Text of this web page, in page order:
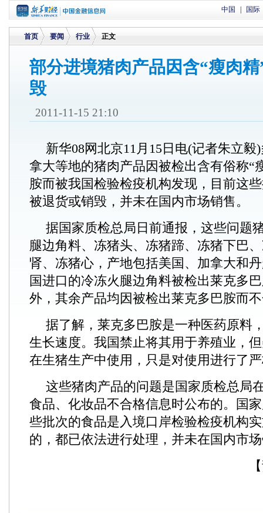
中国 国际
首页
>
要闻 行业 正文
部分进境猪肉产品因含“瘦肉
毁
2011-11-15 21:10
新华08网北京11月15日电(记者朱立
拿大等地的猪肉产品因被检出含有俗称“
胺而被我国检验检疫机构发现，目前这
被退货或销毁，并未在国内市场销售。
据国家质检总局日前通报，这些问题
腿边角料、冻猪头、冻猪蹄、冻猪下巴
肾、冻猪心，产地包括美国、加拿大和
国进口的冷冻火腿边角料被检出莱克多
外，其余产品均因被检出莱克多巴胺而
据了解，莱克多巴胺是一种医药原料
生长速度。我国禁止将其用于养殖业，
在生猪生产中使用，只是对使用进行了
这些猪肉产品的问题是国家质检总局
食品、化妆品不合格信息时公布的。国
些批次的食品是入境口岸检验检疫机构
的，都已依法进行处理，并未在国内市